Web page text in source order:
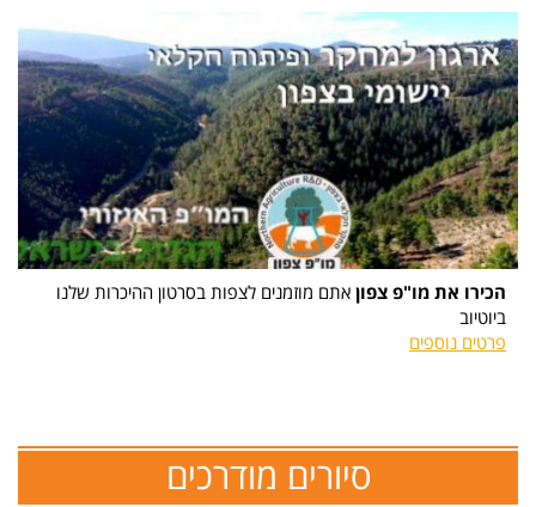
הכירו את מו"פ צפון אתם מוזמנים לצפות בסרטון ההיכרות שלנו
ביוטיוב
פרטים נוספים
סיורים מודרכים